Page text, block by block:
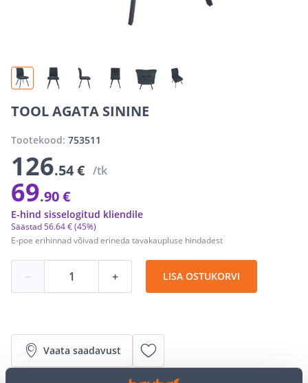
TOOL AGATA SININE
Tootekood: 753511
126.54 € /tk
69.90 €
E-poe erihinnad võivad erineda tavakaupluse hindadest
Säästad56.64 €(45%)
E-hind sisselogitud kliendile
− + LISA OSTUKORVI
Vaata saadavust